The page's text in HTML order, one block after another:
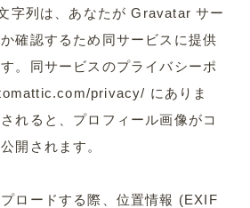
字列は、あなたが Gravatar サー
確認するため同サービスに提供
。同サービスのプライバシーポ
privacy/ にありま
れると、プロフィール画像がコ
開されます。
ロードする際、位置情報 (EXIF